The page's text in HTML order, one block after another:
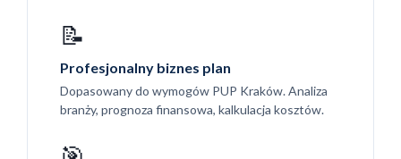
📝
Profesjonalny biznes plan
Dopasowany do wymogów PUP Kraków. Analiza
branży, prognoza finansowa, kalkulacja kosztów.